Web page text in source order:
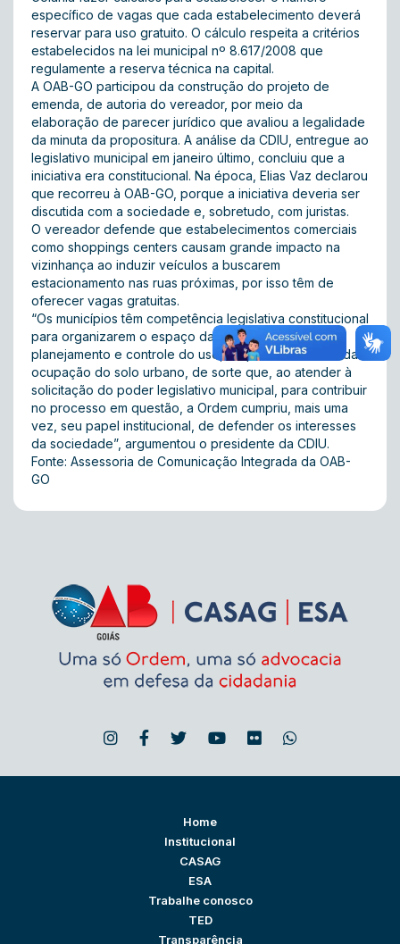
específico de vagas que cada estabelecimento deverá
reservar para uso gratuito. O cálculo respeita a critérios
estabelecidos na lei municipal nº 8.617/2008 que
regulamente a reserva técnica na capital.
A OAB-GO participou da construção do projeto de
emenda, de autoria do vereador, por meio da
elaboração de parecer jurídico que avaliou a legalidade
da minuta da propositura. A análise da CDIU, entregue ao
legislativo municipal em janeiro último, concluiu que a
iniciativa era constitucional. Na época, Elias Vaz declarou
que recorreu à OAB-GO, porque a iniciativa deveria ser
discutida com a sociedade e, sobretudo, com juristas.
O vereador defende que estabelecimentos comerciais
como shoppings centers causam grande impacto na
vizinhança ao induzir veículos a buscarem
estacionamento nas ruas próximas, por isso têm de
oferecer vagas gratuitas.
“Os municípios têm competência legislativa constitucional
para organizarem o espaço da cidade, mediante
planejamento e controle do uso, do parcelamento e da
ocupação do solo urbano, de sorte que, ao atender à
solicitação do poder legislativo municipal, para contribuir
no processo em questão, a Ordem cumpriu, mais uma
vez, seu papel institucional, de defender os interesses
da sociedade”, argumentou o presidente da CDIU.
Fonte: Assessoria de Comunicação Integrada da OAB-
GO
Home
Institucional
CASAG
ESA
Trabalhe conosco
TED
Transparência